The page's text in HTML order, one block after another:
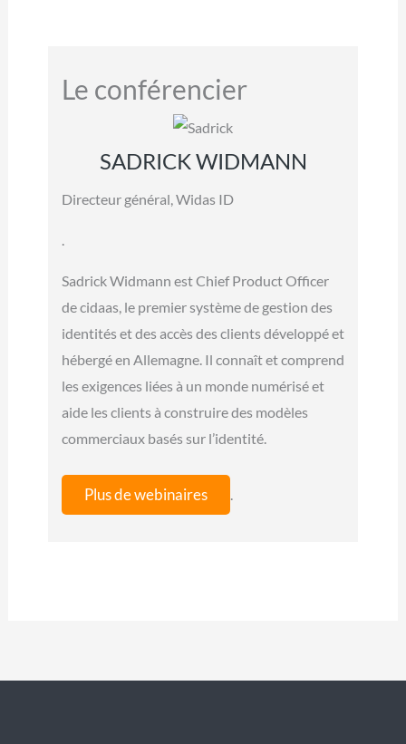
Le conférencier
SADRICK WIDMANN
Directeur général, Widas ID
Sadrick Widmann est Chief Product Officer
de cidaas, le premier système de gestion des
identités et des accès des clients développé et
hébergé en Allemagne. Il connaît et comprend
les exigences liées à un monde numérisé et
aide les clients à construire des modèles
commerciaux basés sur l’identité.
Plus de webinaires